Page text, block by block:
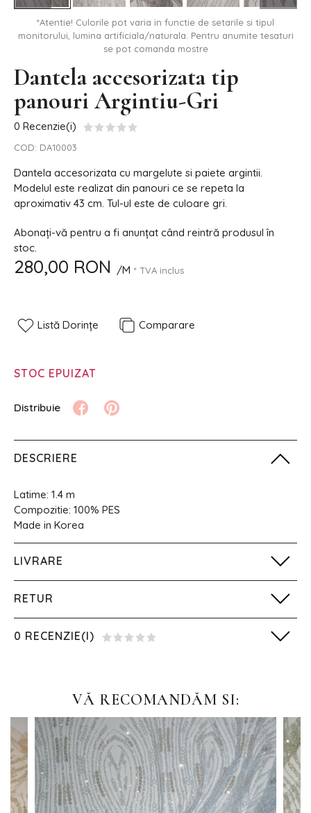
*Atentie! Culorile pot varia in functie de setarile si tipul
monitorului, lumina artificiala/naturala. Pentru anumite tesaturi
se pot comanda mostre
Dantela accesorizata tip
panouri Argintiu-Gri
0 Recenzie(i)
COD: DA10003
Dantela accesorizata cu margelute si paiete argintii.
Modelul este realizat din panouri ce se repeta la
aproximativ 43 cm. Tul-ul este de culoare gri.
Abonați-vă pentru a fi anunțat când reintră produsul în
stoc.
280,00 RON /M * TVA inclus
Listă Dorințe Comparare
STOC EPUIZAT
DESCRIERE
Latime: 1.4 m
Compozitie: 100% PES
Made in Korea
LIVRARE
RETUR
0 RECENZIE(I)
VĂ RECOMANDĂM SI: